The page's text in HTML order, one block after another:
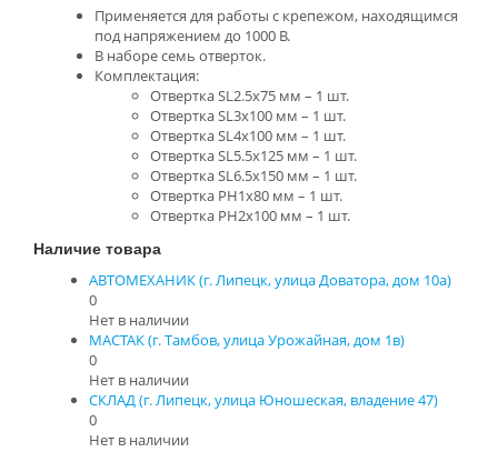
Применяется для работы с крепежом, находящимся
под напряжением до 1000 В.
В наборе семь отверток.
Комплектация:
Отвертка SL2.5х75 мм – 1 шт.
Отвертка SL3х100 мм – 1 шт.
Отвертка SL4х100 мм – 1 шт.
Отвертка SL5.5х125 мм – 1 шт.
Отвертка SL6.5х150 мм – 1 шт.
Отвертка PH1х80 мм – 1 шт.
Отвертка PH2х100 мм – 1 шт.
Наличие товара
АВТОМЕХАНИК (г. Липецк, улица Доватора, дом 10а)
0
Нет в наличии
МАСТАК (г. Тамбов, улица Урожайная, дом 1в)
0
Нет в наличии
СКЛАД (г. Липецк, улица Юношеская, владение 47)
0
Нет в наличии